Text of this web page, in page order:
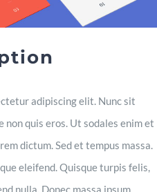
adipiscing elit. Nunc sit
quis eros. Ut sodales enim et
dictum. Sed et tempus massa.
eleifend. Quisque turpis felis,
nulla. Donec massa ipsum,